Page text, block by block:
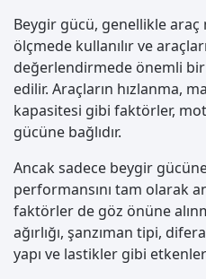
Beygir gücü, genellikle araç
ölçmede kullanılır ve
değerlendirmede önemli
edilir. Araçların hızlanma,
kapasitesi gibi faktörler,
gücüne bağlıdır.
Ancak sadece beygir
performansını tam olarak
faktörler de göz önüne
ağırlığı, şanzıman tipi,
yapı ve lastikler gibi